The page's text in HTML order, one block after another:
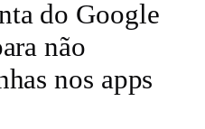
do Google
não
nos apps